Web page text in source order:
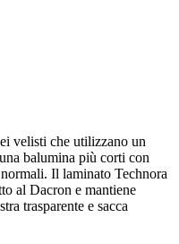
velisti che utilizzano un
balumina più corti con
Il laminato Technora
al Dacron e mantiene
trasparente e sacca